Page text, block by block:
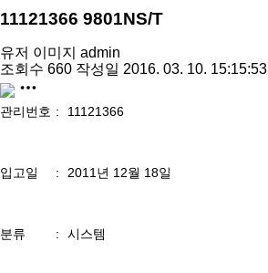
11121366 9801NS/T
유저 이미지 admin
조회수 660 작성일 2016. 03. 10. 15:15:53
share
관리번호 : 11121366
입고일 : 2011년 12월 18일
분류 : 시스템